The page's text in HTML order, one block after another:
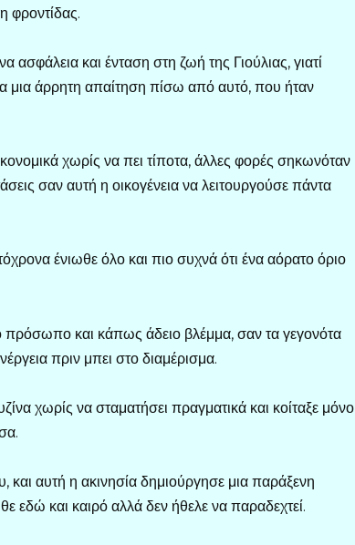
φροντίδας.
και ένταση στη ζωή της Γιούλιας, γιατί
άρρητη απαίτηση πίσω από αυτό, που ήταν
χωρίς να πει τίποτα, άλλες φορές σηκωνόταν
σαν αυτή η οικογένεια να λειτουργούσε πάντα
ένιωθε όλο και πιο συχνά ότι ένα αόρατο όριο
και κάπως άδειο βλέμμα, σαν τα γεγονότα
πριν μπει στο διαμέρισμα.
χωρίς να σταματήσει πραγματικά και κοίταξε μόνο
και αυτή η ακινησία δημιούργησε μια παράξενη
εδώ και καιρό αλλά δεν ήθελε να παραδεχτεί.